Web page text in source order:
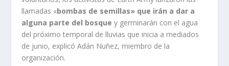
llamadas «bombas de semillas» que irán a dar a
alguna parte del bosquey germinarán con el agua
del próximo temporal de lluvias que inicia a mediados
de junio, explicó Adán Nuñez, miembro de la
organización.